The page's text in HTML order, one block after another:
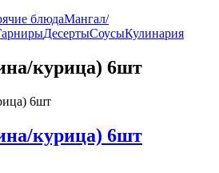
блюдаМангал/
ДесертыСоусыКулинария
курица) 6шт
курица) 6шт